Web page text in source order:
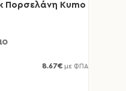
Πορσελάνη Kumo
8.67€ με ΦΠΑ